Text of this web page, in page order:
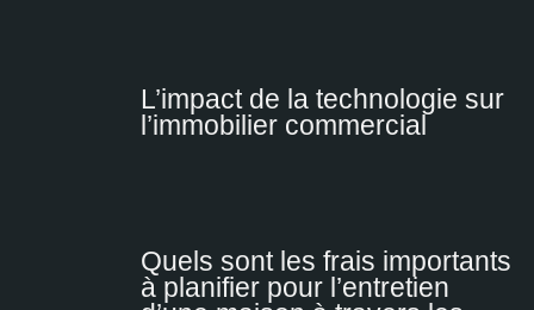
L’impact de la technologie sur
l’immobilier commercial
Quels sont les frais importants
à planifier pour l’entretien